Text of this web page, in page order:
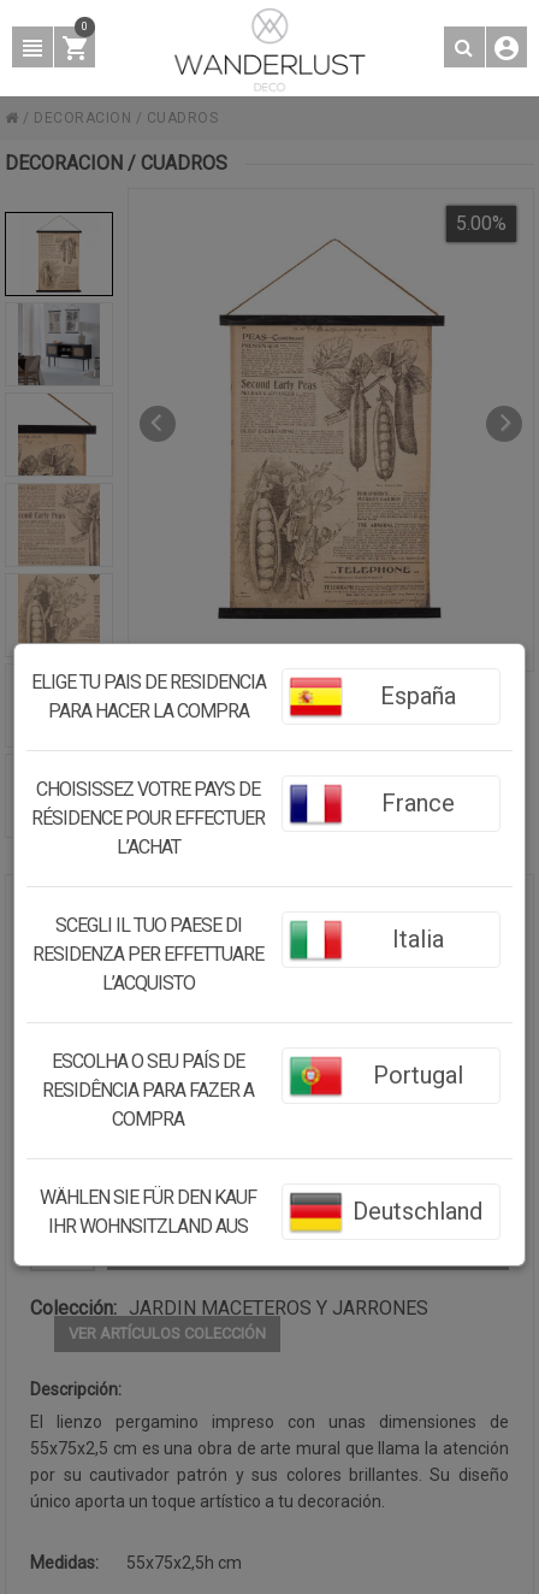
0
/ DECORACION / CUADROS
DECORACION / CUADROS
LIENZO PERGAMINO DE TELA
IMPRESA 55X75X2,5
5.00%
Colección: JARDIN MACETEROS Y JARRONES
VER ARTÍCULOS COLECCIÓN
Descripción:
El lienzo pergamino impreso con unas dimensiones de
55x75x2,5 cm es una obra de arte mural que llama la atención
por su cautivador patrón y sus colores brillantes. Su diseño
único aporta un toque artístico a tu decoración.
Medidas: 55x75x2,5h cm
ELIGE TU PAIS DE RESIDENCIA
PARA HACER LA COMPRA
España
CHOISISSEZ VOTRE PAYS DE
RÉSIDENCE POUR EFFECTUER
L’ACHAT
France
SCEGLI IL TUO PAESE DI
RESIDENZA PER EFFETTUARE
L’ACQUISTO
Italia
ESCOLHA O SEU PAÍS DE
RESIDÊNCIA PARA FAZER A
COMPRA
Portugal
WÄHLEN SIE FÜR DEN KAUF
IHR WOHNSITZLAND AUS
Deutschland